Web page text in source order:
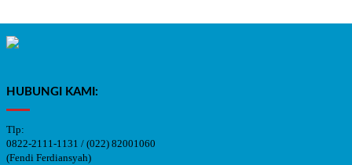
HUBUNGI KAMI:
Tlp:
0822-2111-1131 / (022) 82001060
(Fendi Ferdiansyah)